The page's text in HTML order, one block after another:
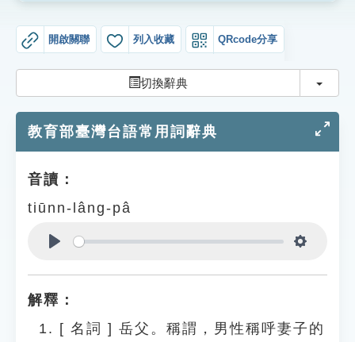
生字詞彙表
知識索引
遊戲專區
貓頭鷹博士
開啟關聯 列入收藏 QRcode分享
切換辭典 切換
教育部臺灣台語常用詞辭典
音讀：
tiūnn-lâng-pâ
解釋：
[ 名詞 ] 岳父。稱謂，男性稱呼妻子的